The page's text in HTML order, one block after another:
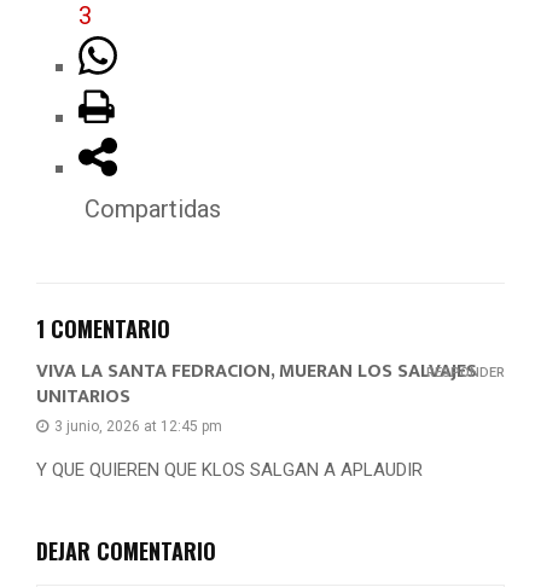
3
Compartidas
1 COMENTARIO
VIVA LA SANTA FEDRACION, MUERAN LOS SALVAJES
UNITARIOS
3 junio, 2026 at 12:45 pm
Y QUE QUIEREN QUE KLOS SALGAN A APLAUDIR
RESPONDER
DEJAR COMENTARIO